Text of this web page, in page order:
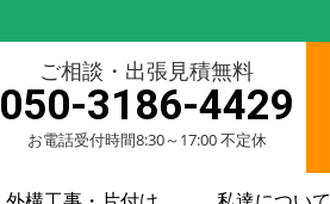
ご相談・出張見積無料
050-3186-4429
お電話受付時間8:30～17:00 不定休